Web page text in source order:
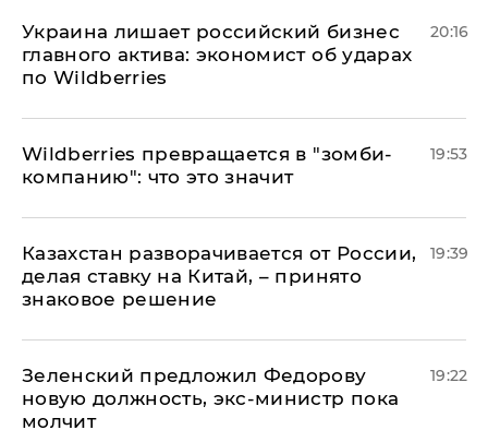
​Украина лишает российский бизнес
главного актива: экономист об ударах
по Wildberries
20:16
Wildberries превращается в "зомби-
компанию": что это значит
19:53
Казахстан разворачивается от России,
делая ставку на Китай, – принято
знаковое решение
19:39
Зеленский предложил Федорову
новую должность, экс-министр пока
молчит
19:22